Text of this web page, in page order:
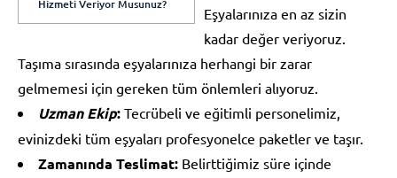
Hizmeti Veriyor Musunuz?
Eşyalarınıza en az sizin
kadar değer veriyoruz.
Taşıma sırasında eşyalarınıza herhangi bir zarar
gelmemesi için gereken tüm önlemleri alıyoruz.
Uzman Ekip: Tecrübeli ve eğitimli personelimiz,
evinizdeki tüm eşyaları profesyonelce paketler ve taşır.
Zamanında Teslimat: Belirttiğimiz süre içinde